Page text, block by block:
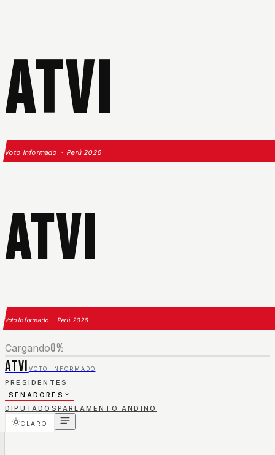
ATVI
Voto Informado · Perú 2026
ATVI
Voto Informado · Perú 2026
Cargando0%
ATVI VOTO INFORMADO
PRESIDENTES
SENADORES
DIPUTADOS PARLAMENTO ANDINO
CLARO